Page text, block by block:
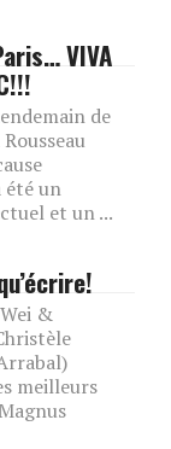
VIVA
de
été un
et un ...
&
meilleurs